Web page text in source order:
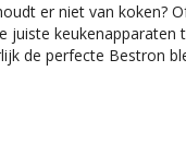
er niet van koken?
keukenapparaten
de perfecte Bestron
crush functie,
de juiste kleurselectie